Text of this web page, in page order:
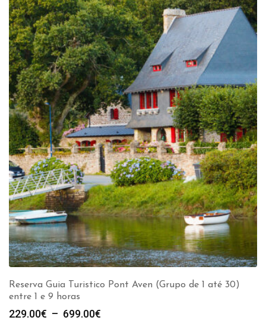
Reserva Guia Turistico Pont Aven (Grupo de 1 até 30)
entre 1 e 9 horas
229.00€ – 699.00€